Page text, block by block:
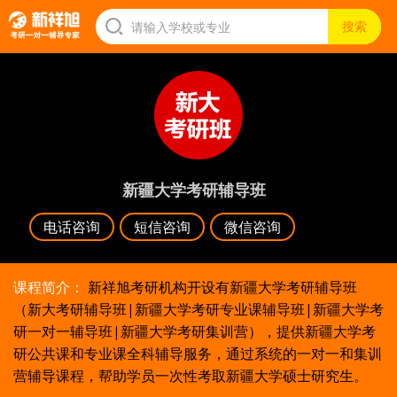
新疆大学考研辅导班
电话咨询 短信咨询 微信咨询
课程简介： 新祥旭考研机构开设有新疆大学考研辅导班
（新大考研辅导班|新疆大学考研专业课辅导班|新疆大学考
研一对一辅导班|新疆大学考研集训营），提供新疆大学考
研公共课和专业课全科辅导服务，通过系统的一对一和集训
营辅导课程，帮助学员一次性考取新疆大学硕士研究生。